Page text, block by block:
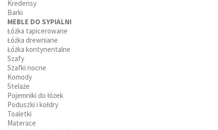
Kredensy
Barki
MEBLE DO SYPIALNI
Łóżka tapicerowane
Łóżka drewniane
Łóżka kontynentalne
Szafy
Szafki nocne
Komody
Stelaże
Pojemniki do łóżek
Poduszki i kołdry
Toaletki
Materace